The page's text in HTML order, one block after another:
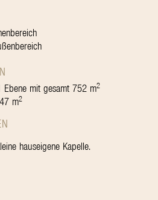
mit gesamt 752 m2
m2
hauseigene Kapelle.